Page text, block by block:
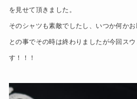
を見せて頂きました。
そのシャツも素敵でしたし、いつか何かお
との事でその時は終わりましたが今回ス
す！！！